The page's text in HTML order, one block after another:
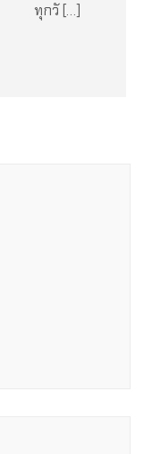
ดี ทุกวั […]